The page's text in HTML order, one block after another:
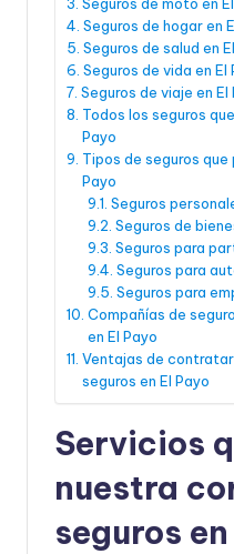
Seguros de hogar en
Seguros de salud en
Seguros de vida en El
Seguros de viaje en El
Todos los seguros
Payo
Tipos de seguros
Payo
Seguros
Seguros de
Seguros para
Seguros para
Seguros para
Compañías de
en El Payo
Ventajas de
seguros en El Payo
Servicios
nuestra
seguros